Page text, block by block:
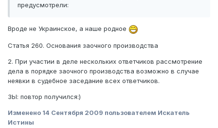
предусмотрели:
Вроде не Украинское, а наше родное
Статья 260. Основания заочного производства
2. При участии в деле нескольких ответчиков рассмотрение
дела в порядке заочного производства возможно в случае
неявки в судебное заседание всех ответчиков.
ЗЫ: повтор получился:)
Изменено 14 Сентября 2009 пользователем Искатель
Истины